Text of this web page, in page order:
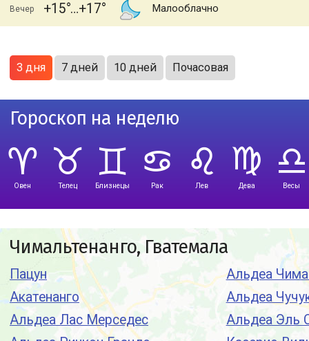
Вечер +15 +17 Малооблачно
3 дня 7 дней 10 дней Почасовая
Гороскоп на неделю
Овен Телец Близнецы Рак Лев Дева Весы
Чимальтенанго, Гватемала
Пацун
Акатенанго
Альдеа Лас Мерседес
Альдеа
Альдеа
Альдеа Эль